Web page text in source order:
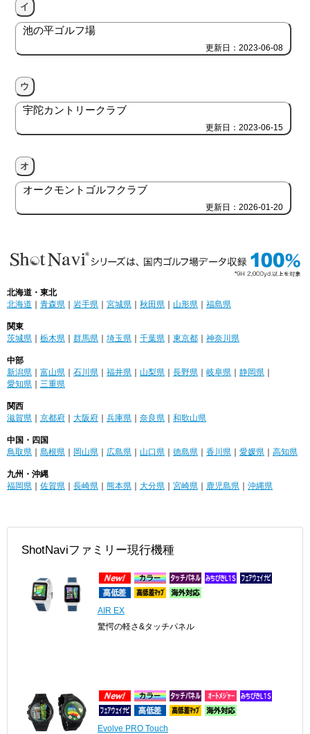
イ
池の平ゴルフ場
更新日：2023-06-08
ウ
宇陀カントリークラブ
更新日：2023-06-15
オ
オークモントゴルフクラブ
更新日：2026-01-20
北海道・東北
北海道
青森県 岩手県 宮城県 秋田県 山形県 福島県
関東
茨城県
栃木県 群馬県 埼玉県 千葉県 東京都 神奈川県
中部
新潟県
富山県 石川県 福井県 山梨県 長野県 岐阜県 静岡県
愛知県
三重県
関西
滋賀県
京都府 大阪府 兵庫県 奈良県 和歌山県
中国・四国
鳥取県
島根県 岡山県 広島県 山口県 徳島県 香川県 愛媛県 高知県
九州・沖縄
福岡県
佐賀県 長崎県 熊本県 大分県 宮崎県 鹿児島県 沖縄県
ShotNaviファミリー現行機種
AIR EX
驚愕の軽さ&タッチパネル
Evolve PRO Touch